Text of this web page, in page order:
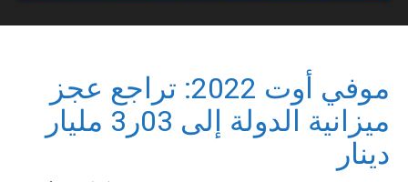
موفي أوت 2022: تراجع عجز
ميزانية الدولة إلى 03ر3 مليار
دينار